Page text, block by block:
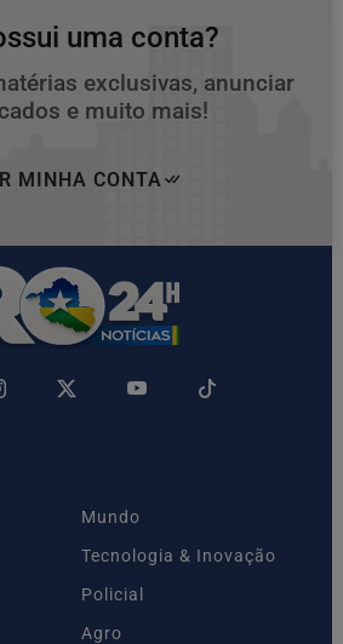
uma conta?
exclusivas, anunciar
e muito mais!
MINHA CONTA
Mundo
Tecnologia & Inovação
Policial
Agro